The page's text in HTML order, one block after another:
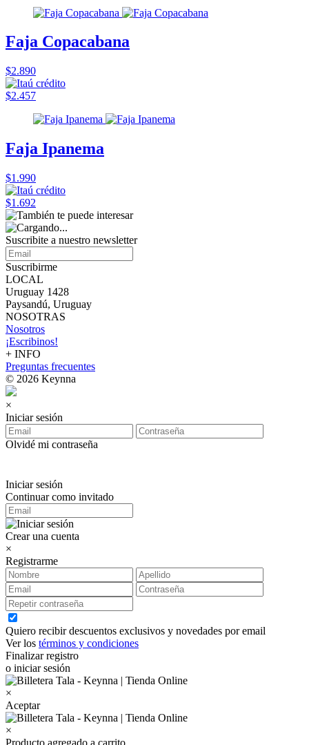
Faja Copacabana
$2.890
$2.457
Faja Ipanema
$1.990
$1.692
Suscribite a nuestro newsletter
Suscribirme
LOCAL
Uruguay 1428
Paysandú, Uruguay
NOSOTRAS
Nosotros
¡Escribinos!
+ INFO
Preguntas frecuentes
© 2026 Keynna
×
Iniciar sesión
Olvidé mi contraseña
Iniciar sesión
Continuar como invitado
Crear una cuenta
×
Registrarme
Quiero recibir descuentos exclusivos y novedades por email
Ver los términos y condiciones
Finalizar registro
o iniciar sesión
×
Aceptar
×